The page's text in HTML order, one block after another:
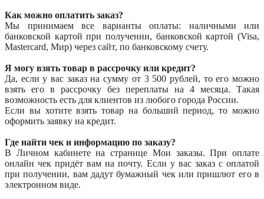
Как можно оплатить заказ?
Мы принимаем все варианты оплаты: наличными или
банковской картой при получении, банковской картой (Visa,
Mastercard, Мир) через сайт, по банковскому счету.
Я могу взять товар в рассрочку или кредит?
Да, если у вас заказ на сумму от 3 500 рублей, то его можно
взять его в рассрочку без переплаты на 4 месяца. Такая
возможность есть для клиентов из любого города России.
Если вы хотите взять товар на больший период, то можно
оформить заявку на кредит.
Где найти чек и информацию по заказу?
В Личном кабинете на странице Мои заказы. При оплате
онлайн чек придёт вам на почту. Если у вас заказ с оплатой
при получении, вам дадут бумажный чек или пришлют его в
электронном виде.